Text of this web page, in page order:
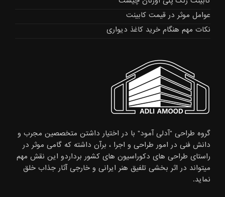
عوامل موثر در قیمت کابینت
نکات مهم هنگام خرید کاغذ دیواری
گروه طراحی "آدلی آمود" با در اختیار داشتن متخصصین مجرب و
دانش فنی در امور طراحی و اجرا ، برآن داشته که گامی موثر در
راستای طراحی های دکوراسیون های کشور برداردو این نقش مهم
میتواند در اثر بخشی تلفیق هنر ایرانی و خارجی آثار جذاب خلق
نماید.